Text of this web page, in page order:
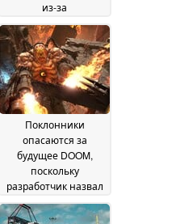
из-за
ограниченности
ресурсов, —
намекает бывший
продюсер Rockstar13
July 2026
Поклонники
опасаются за
будущее DOOM,
поскольку
разработчик назвал
сокращения
«кровавой бойней»